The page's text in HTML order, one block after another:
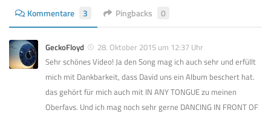
Kommentare 3 Pingbacks 0
GeckoFloyd
28. Oktober 2015 um 12:37 Uhr
Sehr schönes Video! Ja den Song mag ich auch sehr und erfüllt
mich mit Dankbarkeit, dass David uns ein Album beschert hat.
das gehört für mich auch mit IN ANY TONGUE zu meinen
Oberfavs. Und ich mag noch sehr gerne DANCING IN FRONT OF